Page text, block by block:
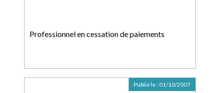
Professionnel en cessation de paiements
Publié le : 01/10/2007